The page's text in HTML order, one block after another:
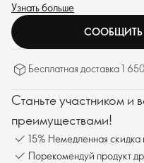
Узнать больше
СООБЩИТЬ
Бесплатная доставка 1
Станьте участником и
преимуществами!
15% Немедленная скидка
Порекомендуй продукт